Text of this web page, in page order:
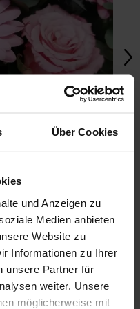
Über Cookies
und Anzeigen zu
Medien anbieten
Website zu
Informationen zu Ihrer
unsere Partner für
weiter. Unsere
möglicherweise mit